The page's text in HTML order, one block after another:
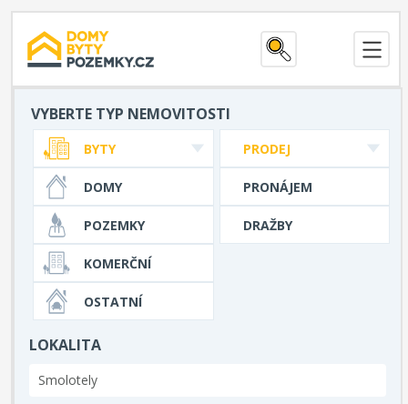
VYBERTE TYP NEMOVITOSTI
PRODEJ
PRONÁJEM
DRAŽBY
BYTY
DOMY
POZEMKY
KOMERČNÍ
OSTATNÍ
LOKALITA